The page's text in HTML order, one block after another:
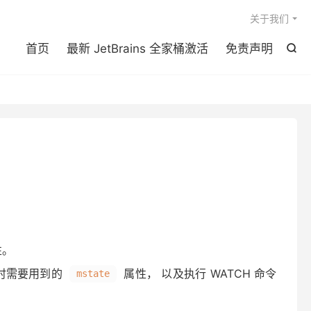

首页 最新 JetBrains 全家桶激活 免责声明
关于我们
需要用到的
mstate 属性， 以及执行 WATCH 命令